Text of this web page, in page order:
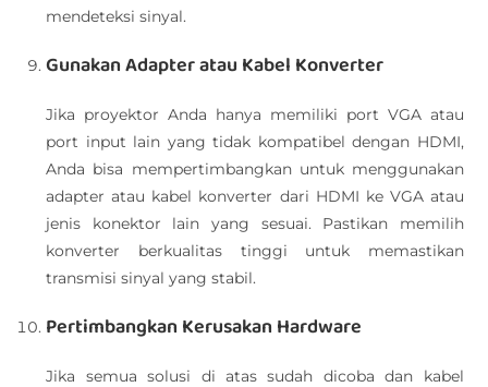
mendeteksi sinyal.
Gunakan Adapter atau Kabel Konverter
Jika proyektor Anda hanya memiliki port VGA atau
port input lain yang tidak kompatibel dengan HDMI,
Anda bisa mempertimbangkan untuk menggunakan
adapter atau kabel konverter dari HDMI ke VGA atau
jenis konektor lain yang sesuai. Pastikan memilih
konverter berkualitas tinggi untuk memastikan
transmisi sinyal yang stabil.
Pertimbangkan Kerusakan Hardware
Jika semua solusi di atas sudah dicoba dan kabel